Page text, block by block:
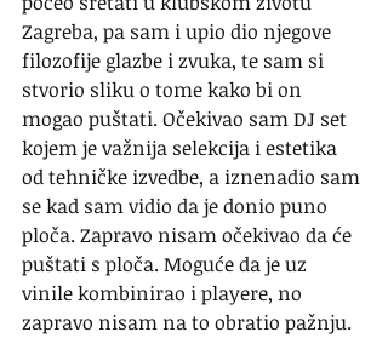
Zagreba, pa sam i upio dio njegove
filozofije glazbe i zvuka, te sam si
stvorio sliku o tome kako bi on
mogao puštati. Očekivao sam DJ set
kojem je važnija selekcija i estetika
od tehničke izvedbe, a iznenadio sam
se kad sam vidio da je donio puno
ploča. Zapravo nisam očekivao da će
puštati s ploča. Moguće da je uz
vinile kombinirao i playere, no
zapravo nisam na to obratio pažnju.